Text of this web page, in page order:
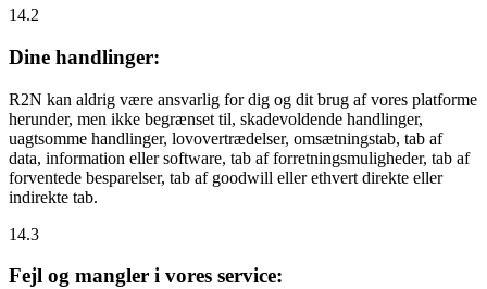
14.2
Dine handlinger:
R2N kan aldrig være ansvarlig for dig og dit brug af vores platforme
herunder, men ikke begrænset til, skadevoldende handlinger,
uagtsomme handlinger, lovovertrædelser, omsætningstab, tab af
data, information eller software, tab af forretningsmuligheder, tab af
forventede besparelser, tab af goodwill eller ethvert direkte eller
indirekte tab.
14.3
Fejl og mangler i vores service: